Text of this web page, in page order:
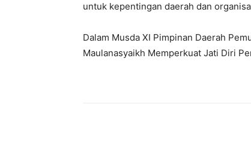
untuk kepentingan daerah dan
Dalam Musda XI Pimpinan Daerah
Maulanasyaikh Memperkuat Jati Diri